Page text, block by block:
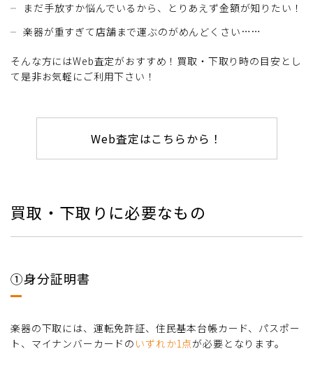
まだ手放すか悩んでいるから、とりあえず金額が知りたい！
楽器が重すぎて店舗まで運ぶのがめんどくさい……
そんな方にはWeb査定がおすすめ！買取・下取り時の目安とし
て是非お気軽にご利用下さい！
Web査定はこちらから！
買取・下取りに必要なもの
①身分証明書
楽器の下取には、運転免許証、住民基本台帳カード、パスポー
ト、マイナンバーカードの いずれか1点が必要となります。